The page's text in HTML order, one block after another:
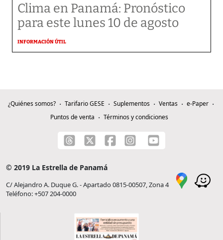
Clima en Panamá: Pronóstico
para este lunes 10 de agosto
INFORMACIÓN ÚTIL
¿Quiénes somos? Tarifario GESE Suplementos Ventas
e-Paper
Puntos de venta
Términos y condiciones
© 2019 La Estrella de Panamá
C/ Alejandro A. Duque G. - Apartado 0815-00507, Zona 4
Teléfono: +507 204-0000